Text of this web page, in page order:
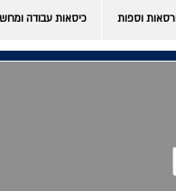
וספות כיסאות עבודה